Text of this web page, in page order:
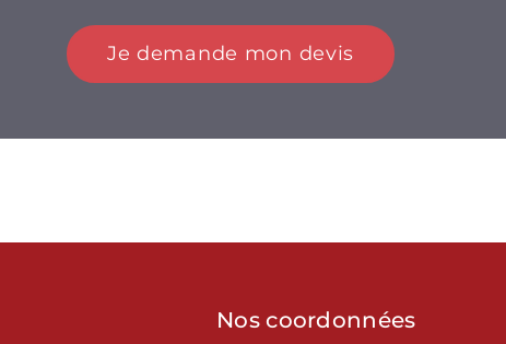
Je demande mon devis
Nos coordonnées